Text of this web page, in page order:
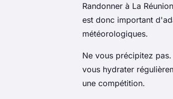
Randonner à La
est donc important
météorologiques.
Ne vous précipitez
vous hydrater
une compétition.